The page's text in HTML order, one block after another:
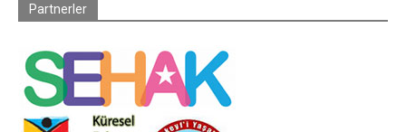
Partnerler